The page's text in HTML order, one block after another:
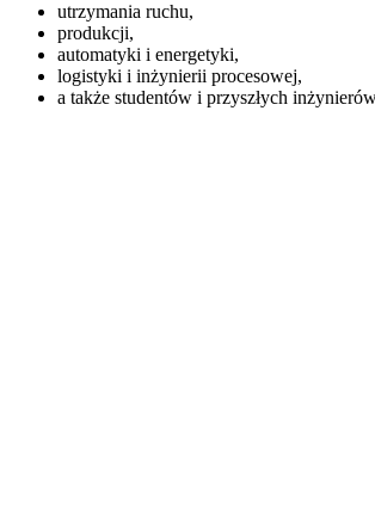
utrzymania ruchu,
produkcji,
automatyki i energetyki,
logistyki i inżynierii procesowej,
a także studentów i przyszłych